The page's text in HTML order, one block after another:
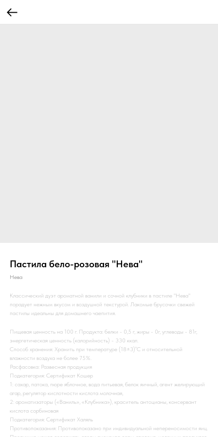
Пастила бело-розовая "Нева"
Нева
Классический дуэт ароматной ванили и сочной клубники в пастиле "Нева"
порадует нежным вкусом и воздушной текстурой. Лакомые брусочки свежей
пастилы идеальны для домашнего чаепития.
Пищевая ценность на 100 г. Продукта: белки - 0,5 г, жиры - 0г, углеводы - 81г,
энергетическая ценность (калорийность) - 330 ккал.
Способ хранения: Хранить при температуре (18±3)˚С и относительной
влажности воздуха не более 75%.
Расфасовка: Развесная продукция
Подкатегория: Сертификат Кошер
1: сахар, патока, пюре яблочное, вода питьевая, белок яичный, агент желирующий
агар, регулятор кислотности кислота молочная,
2: ароматизаторы («Ваниль», «Клубника»), краситель антоцианы, консервант
кислота сорбиновая
Подкатегория: Сертификат Халяль
Противопоказания: Противопоказано при индивидуальной непереносимости яиц.